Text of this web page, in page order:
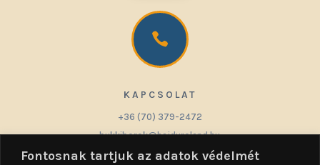
Fontosnak tartjuk az adatok védelmét

KAPCSOLAT
+36 (70) 379-2472
bukkiborok@hajduroland.hu